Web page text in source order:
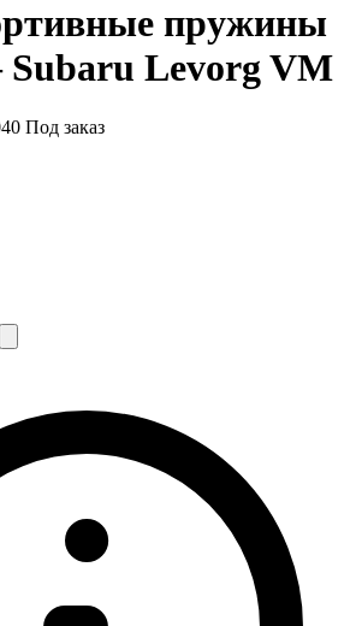
пружины
Levorg VM
Под заказ